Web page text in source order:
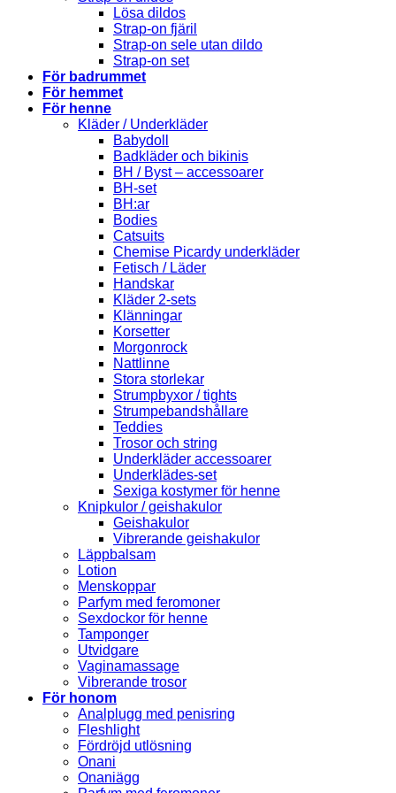
Lösa dildos
Strap-on fjäril
Strap-on sele utan dildo
Strap-on set
För badrummet
För hemmet
För henne
Kläder / Underkläder
Babydoll
Badkläder och bikinis
BH / Byst – accessoarer
BH-set
BH:ar
Bodies
Catsuits
Chemise Picardy underkläder
Fetisch / Läder
Handskar
Kläder 2-sets
Klänningar
Korsetter
Morgonrock
Nattlinne
Stora storlekar
Strumpbyxor / tights
Strumpebandshållare
Teddies
Trosor och string
Underkläder accessoarer
Underklädes-set
Sexiga kostymer för henne
Knipkulor / geishakulor
Geishakulor
Vibrerande geishakulor
Läppbalsam
Lotion
Menskoppar
Parfym med feromoner
Sexdockor för henne
Tamponger
Utvidgare
Vaginamassage
Vibrerande trosor
För honom
Analplugg med penisring
Fleshlight
Fördröjd utlösning
Onani
Onaniägg